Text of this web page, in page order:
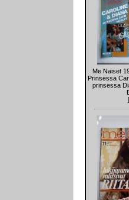
Me Naiset
Prinsessa
prinsessa